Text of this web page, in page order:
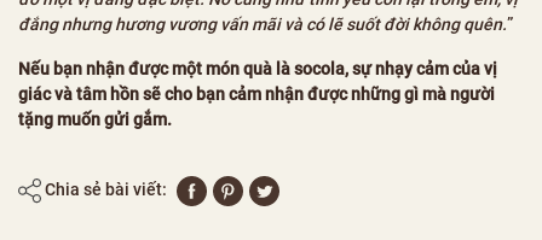
đắng nhưng hương vương vấn mãi và có lẽ suốt đời không quên.”
Nếu bạn nhận được một món quà là socola, sự nhạy cảm của vị
giác và tâm hồn sẽ cho bạn cảm nhận được những gì mà người
tặng muốn gửi gắm.
Chia sẻ bài viết: